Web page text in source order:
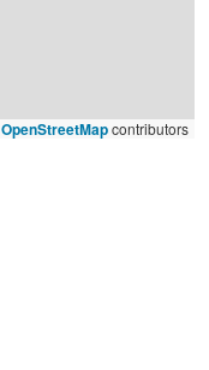
OpenStreetMapcontributors